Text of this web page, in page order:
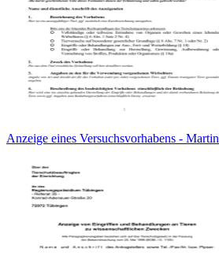
Anzeige eines Versuchsvorhabens -